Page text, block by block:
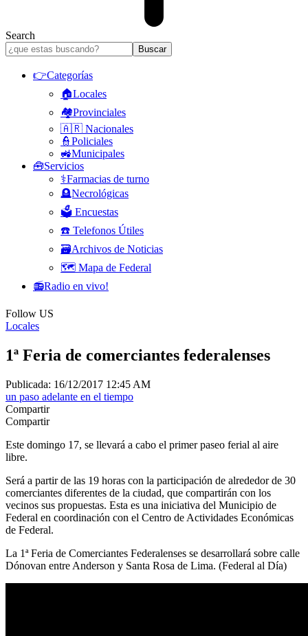
Search
👉Categorías
🏠Locales
🏘️Provinciales
🇦🇷 Nacionales
👮Policiales
🚜Municipales
🧰Servicios
⚕️Farmacias de turno
🪦Necrológicas
🗳️ Encuestas
☎️ Telefonos Útiles
🗃️Archivos de Noticias
🗺️ Mapa de Federal
📻Radio en vivo!
Follow US
Locales
1ª Feria de comerciantes federalenses
Publicada: 16/12/2017 12:45 AM
un paso adelante en el tiempo
Compartir
Compartir
Este domingo 17, se llevará a cabo el primer paseo ferial al aire
libre.
Será a partir de las 19 horas con la participación de alrededor de 30
comerciantes diferentes de la ciudad, que compartirán con los
vecinos sus propuestas. Esta es una iniciativa del Municipio de
Federal en coordinación con el Centro de Actividades Económicas
de Federal.
La 1ª Feria de Comerciantes Federalenses se desarrollará sobre calle
Dónovan entre Anderson y Santa Rosa de Lima. (Federal al Día)